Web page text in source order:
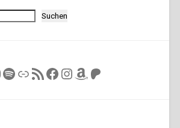
Suchen
Spotify
LinkRSS-FeedFacebook
Instagram
Amazon
Patreon